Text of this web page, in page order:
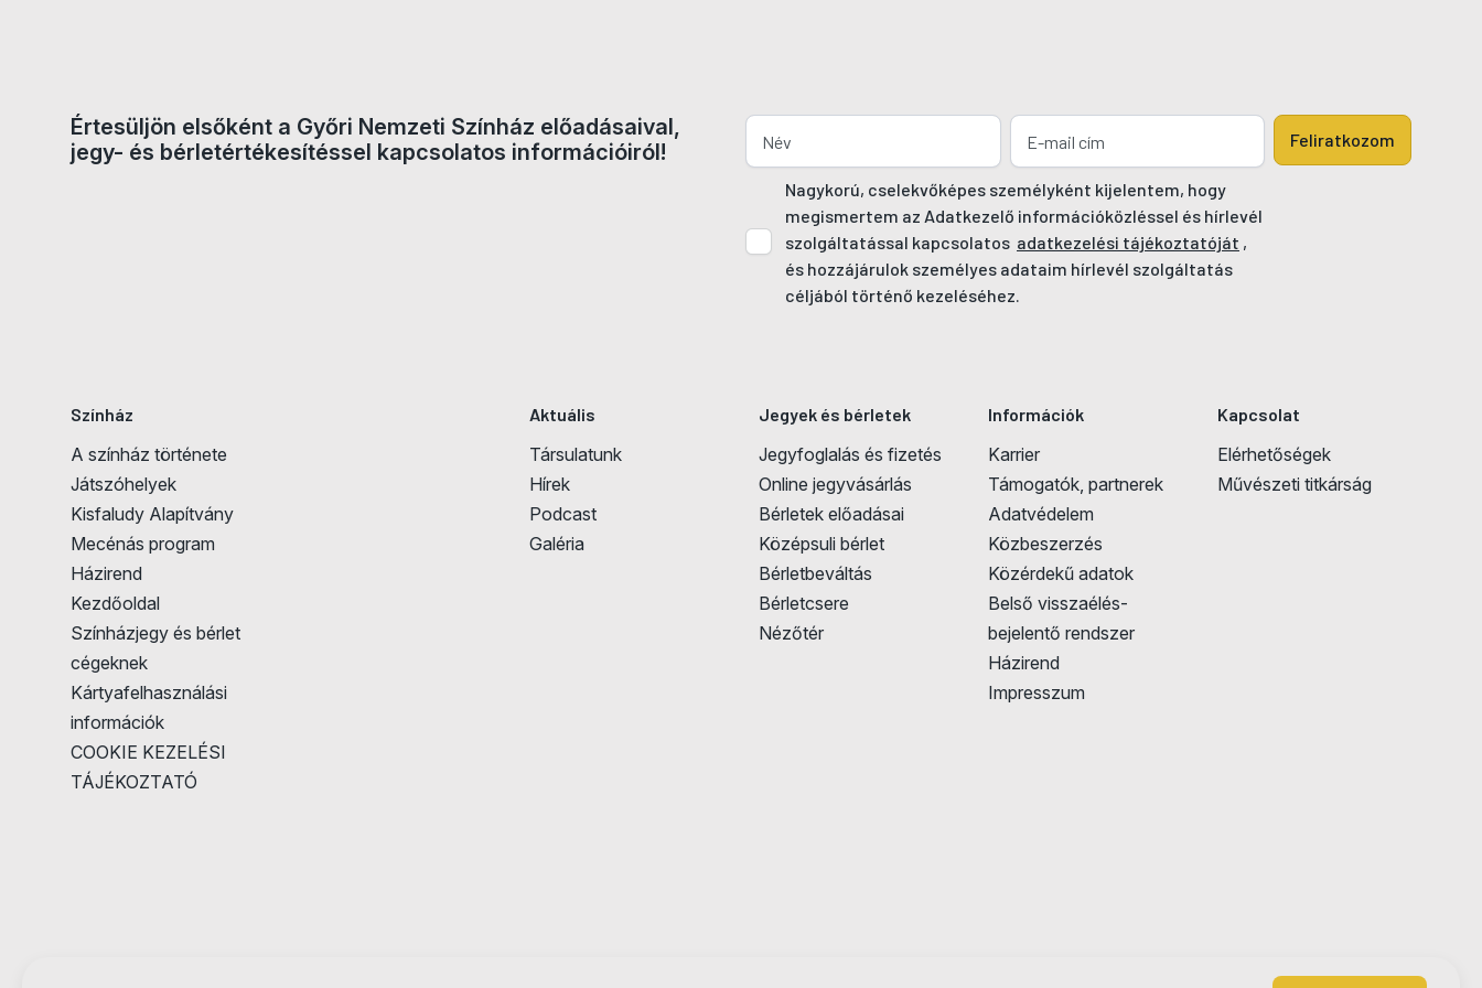
Jegyvásárlás
Értesüljön elsőként a Győri Nemzeti Színház előadásaival,
jegy- és bérletértékesítéssel kapcsolatos információiról!
Nagykorú, cselekvőképes személyként kijelentem, hogy
megismertem az Adatkezelő információközléssel és hírlevél
szolgáltatással kapcsolatos adatkezelési tájékoztatóját ,
és hozzájárulok személyes adataim hírlevél szolgáltatás
céljából történő kezeléséhez.
Feliratkozom
Színház
A színház története
Játszóhelyek
Kisfaludy Alapítvány
Mecénás program
Házirend
Kezdőoldal
Színházjegy és bérlet
cégeknek
Kártyafelhasználási
információk
COOKIE KEZELÉSI
TÁJÉKOZTATÓ
Aktuális
Társulatunk
Hírek
Podcast
Galéria
Jegyek és bérletek
Jegyfoglalás és fizetés
Online jegyvásárlás
Bérletek előadásai
Középsuli bérlet
Bérletbeváltás
Bérletcsere
Nézőtér
Információk
Karrier
Támogatók, partnerek
Adatvédelem
Közbeszerzés
Közérdekű adatok
Belső visszaélés-
bejelentő rendszer
Házirend
Impresszum
Kapcsolat
Elérhetőségek
Művészeti titkárság